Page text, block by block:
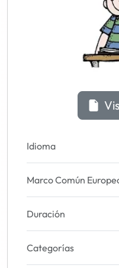
Idioma
Marco Común
Duración
Categorías